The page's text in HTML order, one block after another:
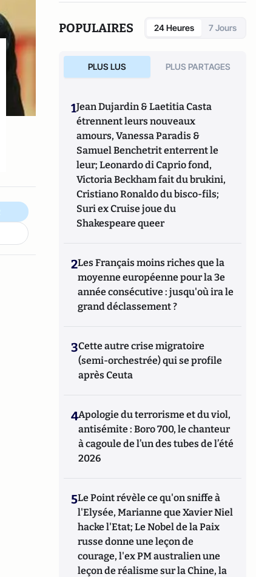
POPULAIRES 24 Heures 7 Jours
PLUS LUS PLUS PARTAGES
1Jean Dujardin & Laetitia Casta
étrennent leurs nouveaux
amours, Vanessa Paradis &
Samuel Benchetrit enterrent le
leur; Leonardo di Caprio fond,
Victoria Beckham fait du brukini,
Cristiano Ronaldo du bisco-fils;
Suri ex Cruise joue du
Shakespeare queer
2Les Français moins riches que la
moyenne européenne pour la 3e
année consécutive : jusqu'où ira le
grand déclassement ?
3Cette autre crise migratoire
(semi-orchestrée) qui se profile
après Ceuta
4Apologie du terrorisme et du viol,
antisémite : Boro 700, le chanteur
à cagoule de l’un des tubes de l’été
2026
5Le Point révèle ce qu'on sniffe à
l'Elysée, Marianne que Xavier Niel
hacke l'Etat; Le Nobel de la Paix
russe donne une leçon de
courage, l'ex PM australien une
leçon de réalisme sur la Chine, la